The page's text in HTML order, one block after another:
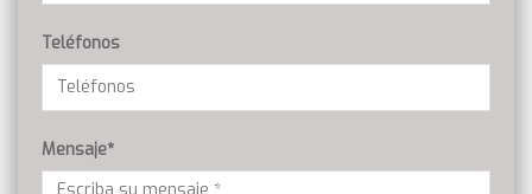
Teléfonos
Mensaje*